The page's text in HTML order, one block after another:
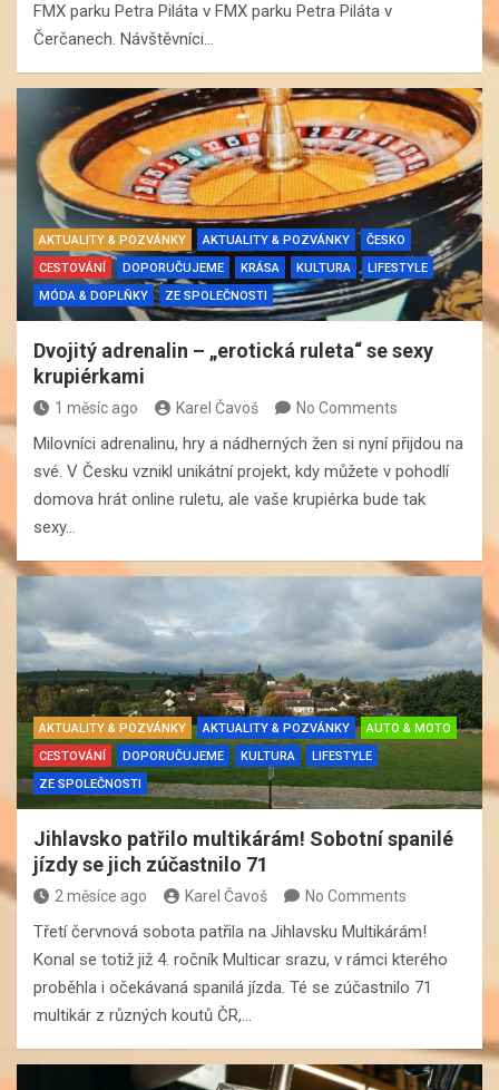
FMX parku Petra Piláta v FMX parku Petra Piláta v
Čerčanech. Návštěvníci…
AKTUALITY & POZVÁNKY AKTUALITY & POZVÁNKY
ČESKO
CESTOVÁNÍ
DOPORUČUJEME KRÁSA KULTURA
LIFESTYLE
MÓDA & DOPLŇKY
ZE SPOLEČNOSTI
Dvojitý adrenalin – „erotická ruleta“ se sexy
krupiérkami
1 měsíc ago Karel Čavoš No Comments
Milovníci adrenalinu, hry a nádherných žen si nyní přijdou na
své. V Česku vznikl unikátní projekt, kdy můžete v pohodlí
domova hrát online ruletu, ale vaše krupiérka bude tak
sexy…
AKTUALITY & POZVÁNKY AKTUALITY & POZVÁNKY
AUTO & MOTO
CESTOVÁNÍ
DOPORUČUJEME KULTURA
LIFESTYLE
ZE SPOLEČNOSTI
Jihlavsko patřilo multikárám! Sobotní spanilé
jízdy se jich zúčastnilo 71
2 měsíce ago Karel Čavoš No Comments
Třetí červnová sobota patřila na Jihlavsku Multikárám!
Konal se totiž již 4. ročník Multicar srazu, v rámci kterého
proběhla i očekávaná spanilá jízda. Té se zúčastnilo 71
multikár z různých koutů ČR,…